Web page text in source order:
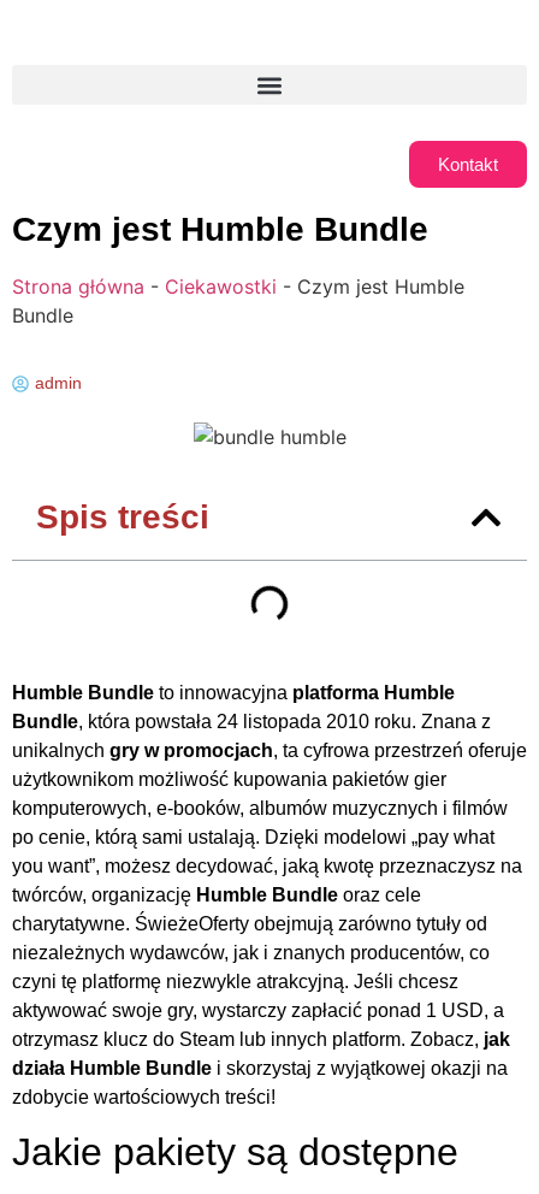
Kontakt
Czym jest Humble Bundle
Strona główna - Ciekawostki - Czym jest Humble
Bundle
admin
Spis treści
Humble Bundle to innowacyjna platforma Humble
Bundle, która powstała 24 listopada 2010 roku. Znana z
unikalnych gry w promocjach, ta cyfrowa przestrzeń oferuje
użytkownikom możliwość kupowania pakietów gier
komputerowych, e-booków, albumów muzycznych i filmów
po cenie, którą sami ustalają. Dzięki modelowi „pay what
you want”, możesz decydować, jaką kwotę przeznaczysz na
twórców, organizację Humble Bundle oraz cele
charytatywne. ŚwieżeOferty obejmują zarówno tytuły od
niezależnych wydawców, jak i znanych producentów, co
czyni tę platformę niezwykle atrakcyjną. Jeśli chcesz
aktywować swoje gry, wystarczy zapłacić ponad 1 USD, a
otrzymasz klucz do Steam lub innych platform. Zobacz, jak
działa Humble Bundle i skorzystaj z wyjątkowej okazji na
zdobycie wartościowych treści!
Jakie pakiety są dostępne